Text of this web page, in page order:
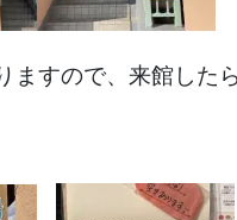
ますので、来館した